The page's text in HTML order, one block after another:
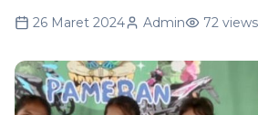
26 Maret 2024 Admin 72 views